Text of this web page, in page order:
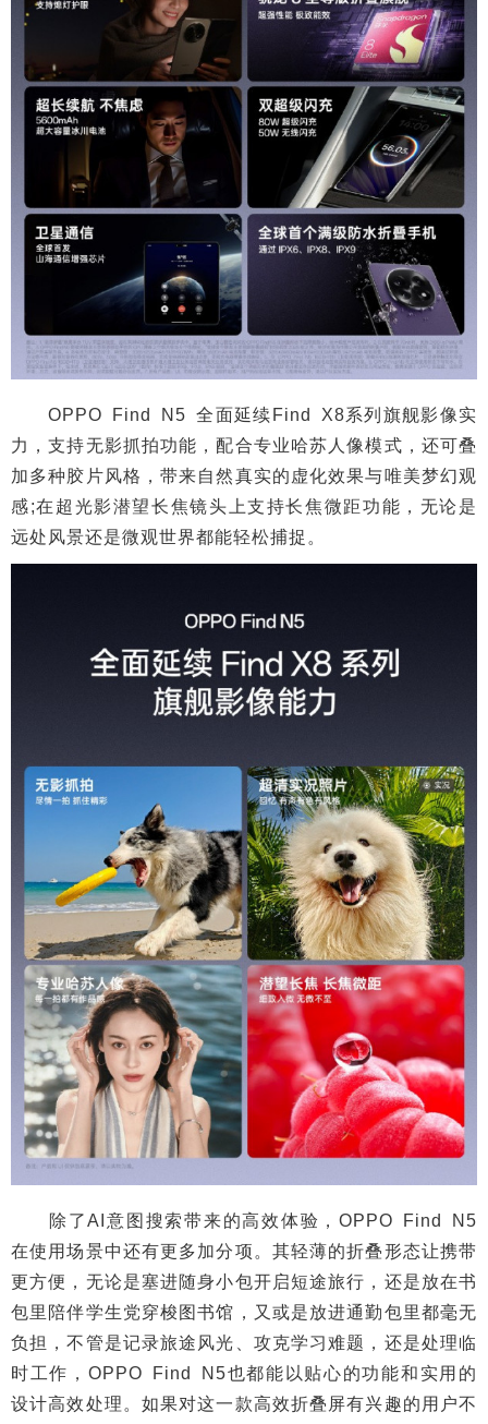
OPPO Find N5 全面延续Find X8系列旗舰影像实
力，支持无影抓拍功能，配合专业哈苏人像模式，还可叠
加多种胶片风格，带来自然真实的虚化效果与唯美梦幻观
感;在超光影潜望长焦镜头上支持长焦微距功能，无论是
远处风景还是微观世界都能轻松捕捉。
除了AI意图搜索带来的高效体验，OPPO Find N5
在使用场景中还有更多加分项。其轻薄的折叠形态让携带
更方便，无论是塞进随身小包开启短途旅行，还是放在书
包里陪伴学生党穿梭图书馆，又或是放进通勤包里都毫无
负担，不管是记录旅途风光、攻克学习难题，还是处理临
时工作，OPPO Find N5也都能以贴心的功能和实用的
设计高效处理。如果对这一款高效折叠屏有兴趣的用户不